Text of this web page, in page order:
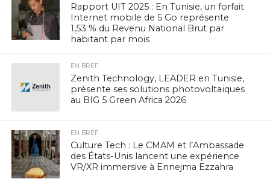
Rapport UIT 2025 : En Tunisie, un forfait
Internet mobile de 5 Go représente
1,53 % du Revenu National Brut par
habitant par mois
EN BREF
Zenith Technology, LEADER en Tunisie,
présente ses solutions photovoltaïques
au BIG 5 Green Africa 2026
EN BREF
Culture Tech : Le CMAM et l’Ambassade
des États-Unis lancent une expérience
VR/XR immersive à Ennejma Ezzahra